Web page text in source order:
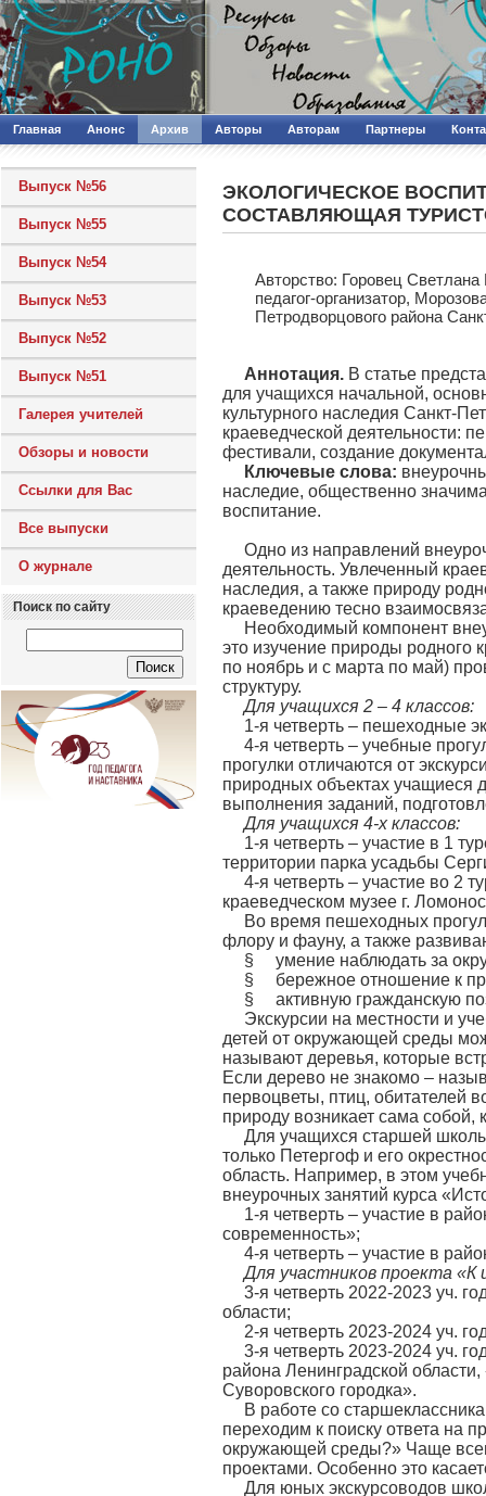
Главная Анонс Архив Авторы Авторам Партнеры
Выпуск №56
Выпуск №55
Выпуск №54
Выпуск №53
Выпуск №52
Выпуск №51
Галерея учителей
Обзоры и новости
Ссылки для Вас
Все выпуски
О журнале
Поиск по сайту
ЭКОЛОГИЧЕСКОЕ
СОСТАВЛЯЮЩАЯ
Авторcтво: Горовец
педагог-организатор,
Петродворцового района
Аннотация. В статье
для учащихся начальной,
культурного наследия Санкт-
краеведческой деятельности:
фестивали, создание
Ключевые слова:
наследие, общественно
воспитание.
Одно из направлений
деятельность. Увлеченный
наследия, а также природу
краеведению тесно
Необходимый компонент
это изучение природы родного
по ноябрь и с марта по май)
структуру.
Для учащихся 2 – 4 классов:
1-я четверть – пешеходные
4-я четверть – учебные
прогулки отличаются от
природных объектах учащиеся
выполнения заданий,
Для учащихся 4-х классов:
1-я четверть – участие в 1
территории парка усадьбы
4-я четверть – участие во 2
краеведческом музее г.
Во время пешеходных
флору и фауну, а также
§ умение наблюдать за
§ бережное отношение к
§ активную гражданскую
Экскурсии на местности и
детей от окружающей среды
называют деревья, которые
Если дерево не знакомо –
первоцветы, птиц, обитателей
природу возникает сама
Для учащихся старшей
только Петергоф и его
область. Например, в этом
внеурочных занятий курса
1-я четверть – участие в
современность»;
4-я четверть – участие в
Для участников проекта «К
3-я четверть 2022-2023 уч.
области;
2-я четверть 2023-2024 уч.
3-я четверть 2023-2024 уч.
района Ленинградской
Суворовского городка».
В работе со
переходим к поиску ответа на
окружающей среды?» Чаще
проектами. Особенно это
Для юных экскурсоводов